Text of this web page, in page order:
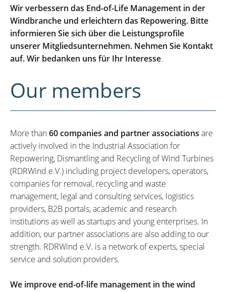
Wir verbessern das End-of-Life Management in der
Windbranche und erleichtern das Repowering. Bitte
informieren Sie sich über die Leistungsprofile
unserer Mitgliedsunternehmen. Nehmen Sie Kontakt
auf. Wir bedanken uns für Ihr Interesse.
Our members
More than60 companies and partner associations are
actively involved in the Industrial Association for
Repowering, Dismantling and Recycling of Wind Turbines
(RDRWind e.V.) including project developers, operators,
companies for removal, recycling and waste
management, legal and consulting services, logistics
providers, B2B portals, academic and research
institutions as well as startups and young enterprises. In
addition, our partner associations are also adding to our
strength. RDRWind e.V. is a network of experts, special
service and solution providers.
We improve end-of-life management in the wind